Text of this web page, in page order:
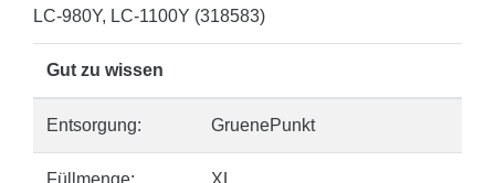
LC-980Y, LC-1100Y (318583)
Gut zu wissen
Entsorgung: GruenePunkt
Füllmenge: XL